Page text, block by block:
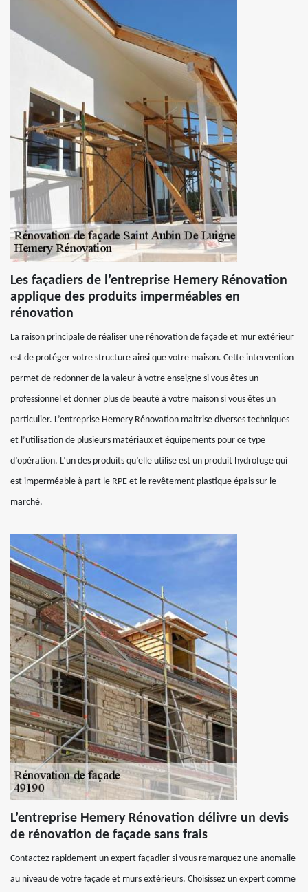
Les façadiers de l’entreprise Hemery Rénovation
applique des produits imperméables en
rénovation
La raison principale de réaliser une rénovation de façade et mur extérieur
est de protéger votre structure ainsi que votre maison. Cette intervention
permet de redonner de la valeur à votre enseigne si vous êtes un
professionnel et donner plus de beauté à votre maison si vous êtes un
particulier. L’entreprise Hemery Rénovation maitrise diverses techniques
et l’utilisation de plusieurs matériaux et équipements pour ce type
d’opération. L’un des produits qu’elle utilise est un produit hydrofuge qui
est imperméable à part le RPE et le revêtement plastique épais sur le
marché.
L’entreprise Hemery Rénovation délivre un devis
de rénovation de façade sans frais
Contactez rapidement un expert façadier si vous remarquez une anomalie
au niveau de votre façade et murs extérieurs. Choisissez un expert comme